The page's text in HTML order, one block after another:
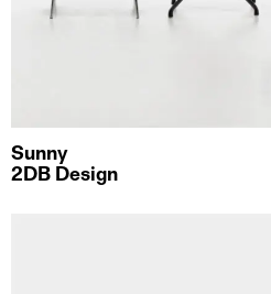
Sunny
2DB Design